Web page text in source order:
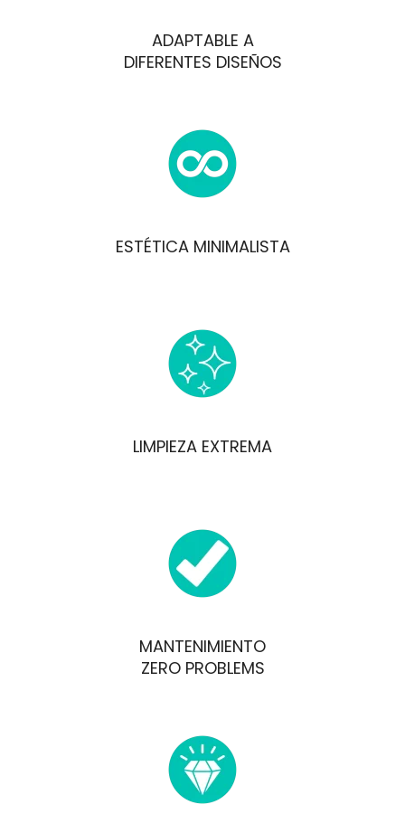
ADAPTABLE A
DIFERENTES DISEÑOS
ESTÉTICA MINIMALISTA
LIMPIEZA EXTREMA
MANTENIMIENTO
ZERO PROBLEMS